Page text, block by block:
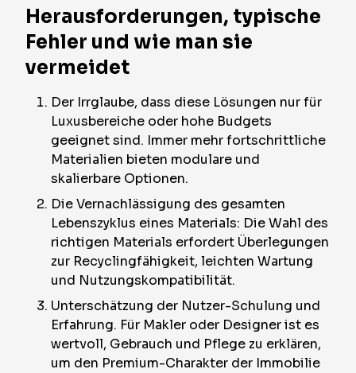
Herausforderungen, typische
Fehler und wie man sie
vermeidet
Der Irrglaube, dass diese Lösungen nur für
Luxusbereiche oder hohe Budgets
geeignet sind. Immer mehr fortschrittliche
Materialien bieten modulare und
skalierbare Optionen.
Die Vernachlässigung des gesamten
Lebenszyklus eines Materials: Die Wahl des
richtigen Materials erfordert Überlegungen
zur Recyclingfähigkeit, leichten Wartung
und Nutzungskompatibilität.
Unterschätzung der Nutzer-Schulung und
Erfahrung. Für Makler oder Designer ist es
wertvoll, Gebrauch und Pflege zu erklären,
um den Premium-Charakter der Immobilie